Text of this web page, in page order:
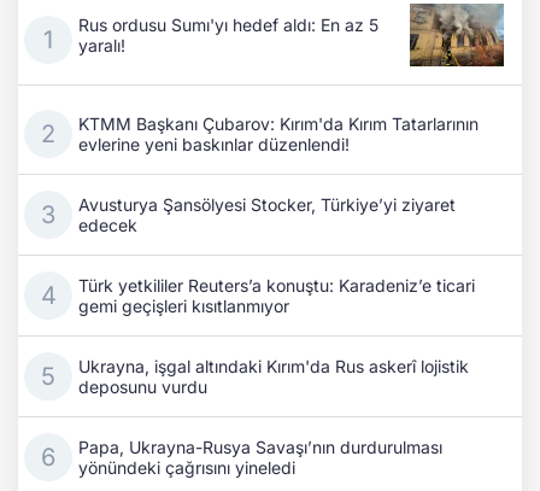
Rus ordusu Sumı'yı hedef aldı: En az 5
yaralı!
KTMM Başkanı Çubarov: Kırım'da Kırım Tatarlarının
evlerine yeni baskınlar düzenlendi!
Avusturya Şansölyesi Stocker, Türkiye’yi ziyaret
edecek
Türk yetkililer Reuters’a konuştu: Karadeniz’e ticari
gemi geçişleri kısıtlanmıyor
Ukrayna, işgal altındaki Kırım'da Rus askerî lojistik
deposunu vurdu
Papa, Ukrayna-Rusya Savaşı’nın durdurulması
yönündeki çağrısını yineledi